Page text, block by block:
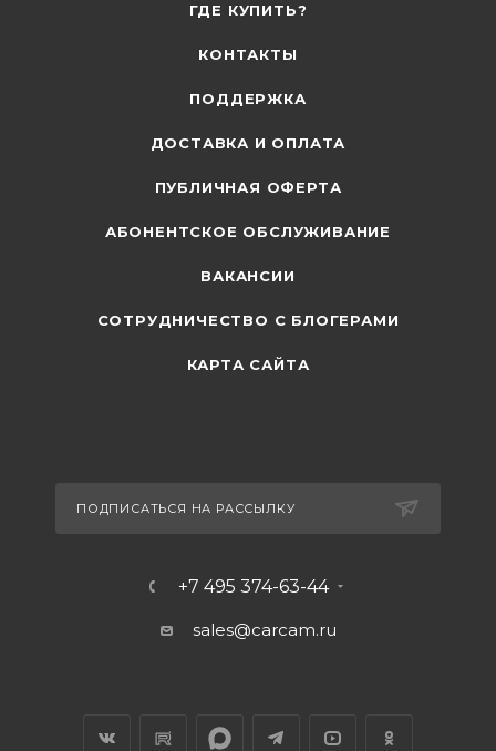
ГДЕ КУПИТЬ?
КОНТАКТЫ
ПОДДЕРЖКА
ДОСТАВКА И ОПЛАТА
ПУБЛИЧНАЯ ОФЕРТА
АБОНЕНТСКОЕ ОБСЛУЖИВАНИЕ
ВАКАНСИИ
СОТРУДНИЧЕСТВО С БЛОГЕРАМИ
КАРТА САЙТА
ПОДПИСАТЬСЯ НА РАССЫЛКУ
+7 495 374-63-44
sales@carcam.ru